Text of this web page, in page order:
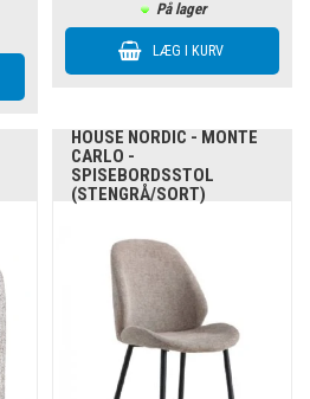
På lager
HOUSE NORDIC - MONTE
CARLO -
SPISEBORDSSTOL
(STENGRÅ/SORT)